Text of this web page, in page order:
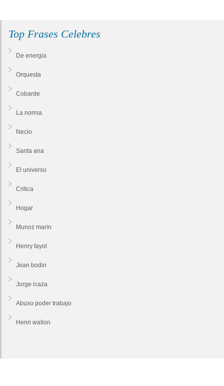
Top Frases Celebres
De energia
Orquesta
Cobarde
La norma
Necio
Santa ana
El universo
Critica
Hogar
Munoz marin
Henry fayol
Jean bodin
Jorge icaza
Abuso poder trabajo
Henri wallon